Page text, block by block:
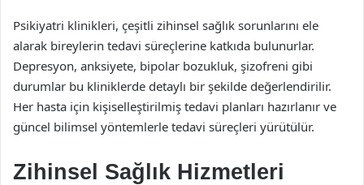
Psikiyatri klinikleri, çeşitli zihinsel sağlık sorunlarını ele
alarak bireylerin tedavi süreçlerine katkıda bulunurlar.
Depresyon, anksiyete, bipolar bozukluk, şizofreni gibi
durumlar bu kliniklerde detaylı bir şekilde değerlendirilir.
Her hasta için kişiselleştirilmiş tedavi planları hazırlanır ve
güncel bilimsel yöntemlerle tedavi süreçleri yürütülür.
Zihinsel Sağlık Hizmetleri